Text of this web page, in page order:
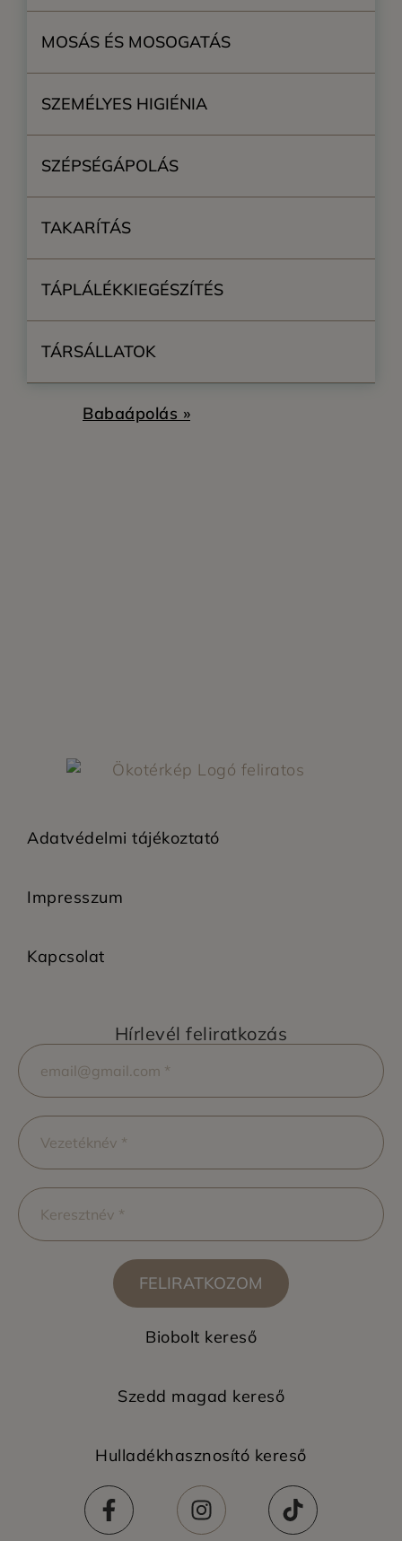
MOSÁS ÉS MOSOGATÁS
SZEMÉLYES HIGIÉNIA
SZÉPSÉGÁPOLÁS
TAKARÍTÁS
TÁPLÁLÉKKIEGÉSZÍTÉS
TÁRSÁLLATOK
Babaápolás »
Adatvédelmi tájékoztató
Impresszum
Kapcsolat
Hírlevél feliratkozás
FELIRATKOZOM
Biobolt kereső
Szedd magad kereső
Hulladékhasznosító kereső